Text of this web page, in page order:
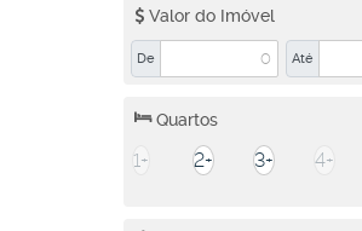
Parque das Cachoeiras (2)
Contagem (3)
Parque Xangri-Lá (1)
Três Barras (1)
Valor do Imóvel
De Até
Quartos
1+ 2+ 3+ 4+